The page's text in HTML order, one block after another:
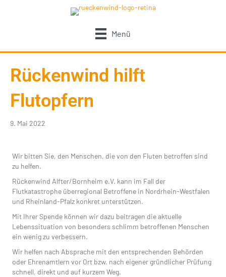
Menü
Rückenwind hilft
Flutopfern
9. Mai 2022
Wir bitten Sie, den Menschen, die von den Fluten betroffen sind
zu helfen.
Rückenwind Alfter/Bornheim e.V. kann im Fall der
Flutkatastrophe überregional Betroffene in Nordrhein-Westfalen
und Rheinland-Pfalz konkret unterstützen.
Mit Ihrer Spende können wir dazu beitragen die aktuelle
Lebenssituation von besonders schlimm betroffenen Menschen
ein wenig zu verbessern.
Wir helfen nach Absprache mit den entsprechenden Behörden
oder Ehrenamtlern vor Ort bzw. nach eigener gründlicher Prüfung
schnell, direkt und auf kurzem Weg.